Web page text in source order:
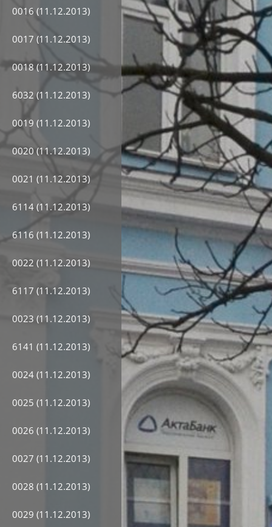
0016 (11.12.2013)
0017 (11.12.2013)
0018 (11.12.2013)
6032 (11.12.2013)
0019 (11.12.2013)
0020 (11.12.2013)
0021 (11.12.2013)
6114 (11.12.2013)
6116 (11.12.2013)
0022 (11.12.2013)
6117 (11.12.2013)
0023 (11.12.2013)
6141 (11.12.2013)
0024 (11.12.2013)
0025 (11.12.2013)
0026 (11.12.2013)
0027 (11.12.2013)
0028 (11.12.2013)
0029 (11.12.2013)